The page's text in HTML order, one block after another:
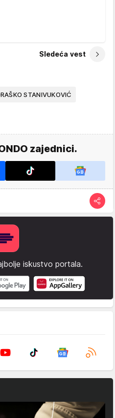
Sledeća vest
STANIVUKOVIĆ
zajednici.
iskustvo portala.